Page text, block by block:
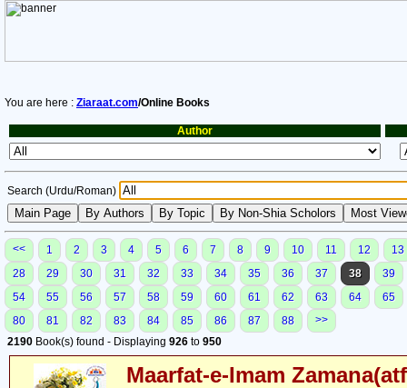
You are here : Ziaraat.com/Online Books
Author
Search (Urdu/Roman)
<< 1 2 3 4 5 6 7 8 9 10 11 12
13
28
29 30 31 32 33 34 35 36 37 38
39
54
55 56 57 58 59 60 61 62 63 64
65
80
81 82 83 84 85 86 87 88
>>
2190 Book(s) found - Displaying 926 to 950
Maarfat-e-Imam